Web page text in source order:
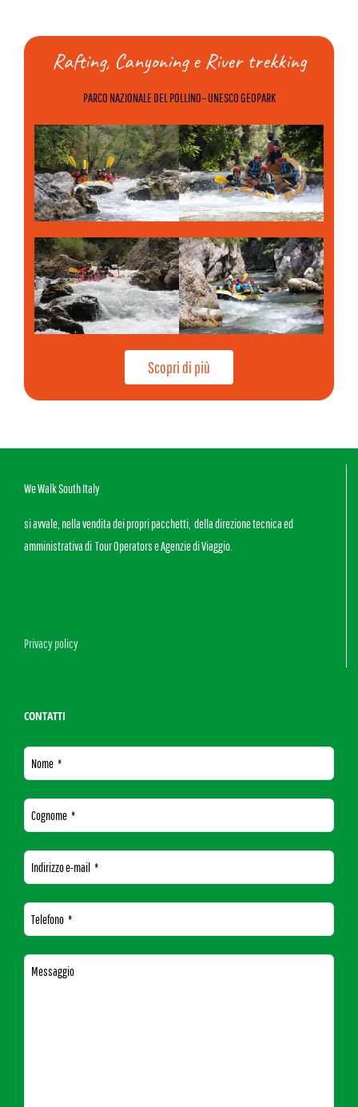
Rafting, Canyoning e River trekking
PARCO NAZIONALE DEL POLLINO– UNESCO GEOPARK
Scopri di più
We Walk South Italy
si avvale, nella vendita dei propri pacchetti, della direzione tecnica ed
amministrativa di Tour Operators e Agenzie di Viaggio.
Privacy policy
CONTATTI
Nome *
Cognome *
Indirizzo e-mail *
Telefono *
Messaggio